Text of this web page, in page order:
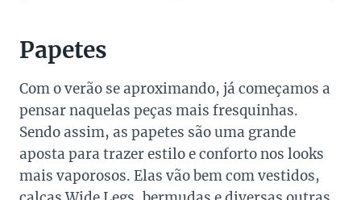
Papetes
Com o verão se aproximando, já começamos a
pensar naquelas peças mais fresquinhas.
Sendo assim, as papetes são uma grande
aposta para trazer estilo e conforto nos looks
mais vaporosos. Elas vão bem com vestidos,